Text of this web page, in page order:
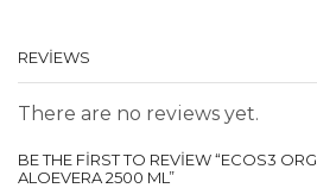
REVIEWS
There are no reviews yet.
BE THE FIRST TO REVIEW “ECOS3
ALOEVERA 2500 ML”